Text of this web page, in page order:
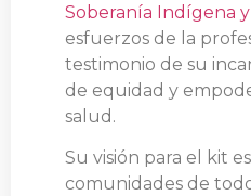
Soberanía Indígena
esfuerzos de la
testimonio de su
de equidad y
salud.
Su visión para el kit
comunidades de